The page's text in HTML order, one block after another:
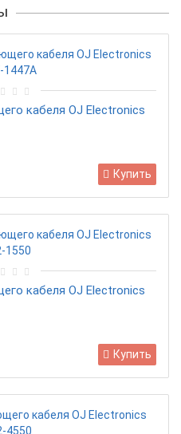
кабеля OJ Electronics
Купить
кабеля OJ Electronics
Купить